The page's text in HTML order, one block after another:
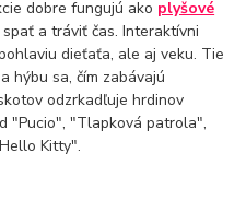
dobre fungujú ako plyšové
a tráviť čas. Interaktívni
dieťaťa, ale aj veku. Tie
hýbu sa, čím zabávajú
odzrkadľuje hrdinov
"Pucio", "Tlapková patrola",
Kitty".